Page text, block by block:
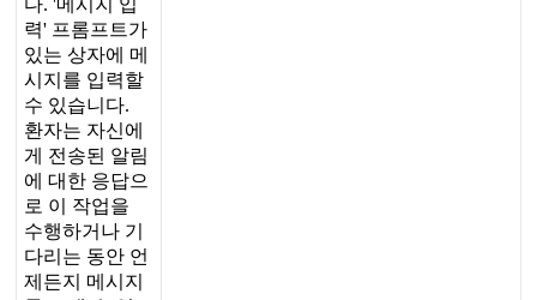
다. '메시 지
입
력' 프롬프 트가
있는 상자에 메
시 지 를 입력할
수 있습니 다.
환자는 자신에
게 전 송된 알림
에 대 한 응답으
로 이 작업을
수행하거 나 기
다리 는 동안 언
제 든지 메시 지